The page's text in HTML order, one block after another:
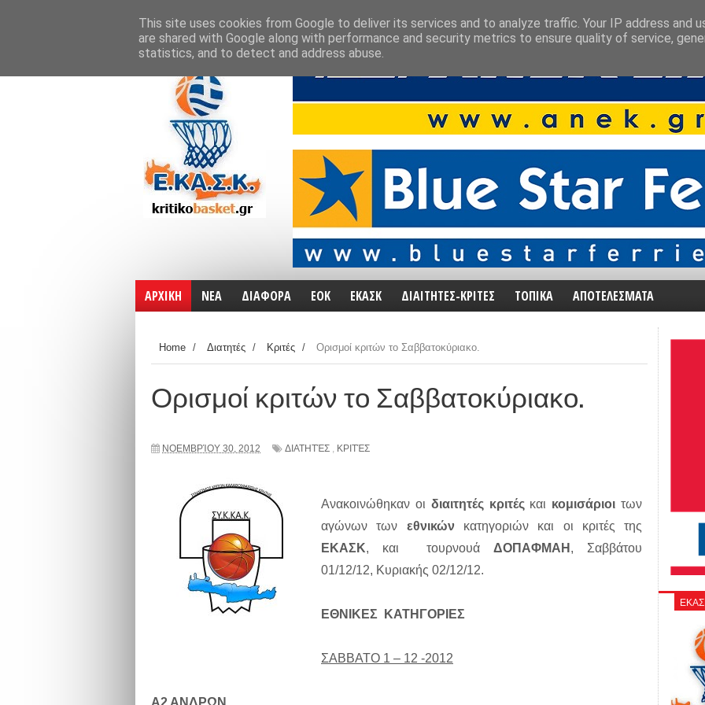
ΑΡΧΙΚΗ ΝΕΑ ΔΙΑΦΟΡΑ ΕΟΚ ΕΚΑΣΚ ΔΙΑΙΤΗΤΕΣ-ΚΡΙΤΕΣ ΤΟΠΙΚΑ ΑΠΟΤΕΛΕΣΜΑΤΑ
Home / Διατητές / Κριτές / Ορισμοί κριτών το Σαββατοκύριακο.
Ορισμοί κριτών το Σαββατοκύριακο.
ΝΟΕΜΒΡΊΟΥ 30, 2012 ΔΙΑΤΗΤΈΣ , ΚΡΙΤΈΣ
Ανακοινώθηκαν οι διαιτητές κριτέςκαι κομισάριοιτων
αγώνων των εθνικώνκατηγοριών και οι κριτές της
ΕΚΑΣΚ, και τουρνουά ΔΟΠΑΦΜΑΗ , Σαββάτου
01/12/12, Κυριακής 02/12/12.
ΕΘΝΙΚΕΣ ΚΑΤΗΓΟΡΙΕΣ
ΣΑΒΒΑΤΟ 1 – 12 -2012
Α2 ΑΝΔΡΩΝ
This site uses cookies from Google to deliver its services and to analyze traffic. Your IP address and
are shared with Google along with performance and security metrics to ensure quality of service,
statistics, and to detect and address abuse.